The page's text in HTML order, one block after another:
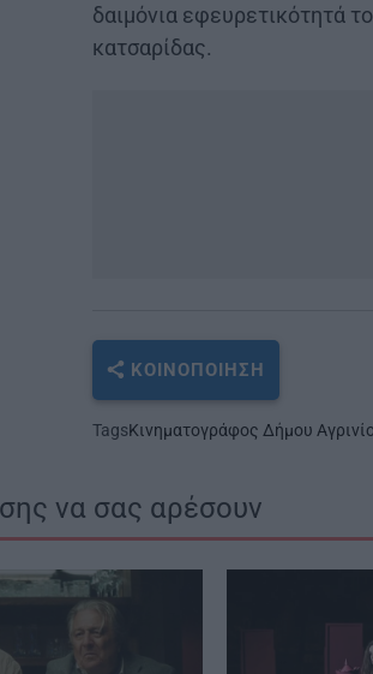
δαιμόνια εφευρετικότητά
κατσαρίδας.
ΚΟΙΝΟΠΟΊΗΣΗ
TagsΚινηματογράφος Δήμου
να σας αρέσουν